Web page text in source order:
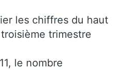
les chiffres du haut
trimestre
le nombre